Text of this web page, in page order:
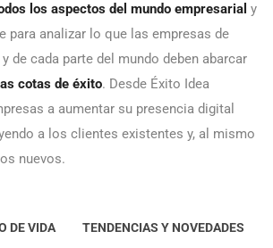
los aspectos del mundo empresarial y
para analizar lo que las empresas de
de cada parte del mundo deben abarcar
cotas de éxito. Desde Éxito Idea
a aumentar su presencia digital
a los clientes existentes y, al mismo
nuevos.
DE VIDA TENDENCIAS Y NOVEDADES